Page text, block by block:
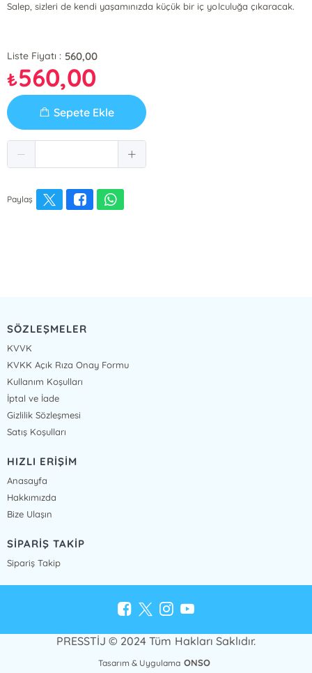
Salep, sizleri de kendi yaşamınızda küçük bir iç yolculuğa çıkaracak.
Liste Fiyatı : 560,00
₺560,00
Sepete Ekle
Paylaş
SÖZLEŞMELER
KVVK
KVKK Açık Rıza Onay Formu
Kullanım Koşulları
İptal ve İade
Gizlilik Sözleşmesi
Satış Koşulları
HIZLI ERİŞİM
Anasayfa
Hakkımızda
Bize Ulaşın
SİPARİŞ TAKİP
Sipariş Takip
PRESSTİJ © 2024 Tüm Hakları Saklıdır.
Tasarım & Uygulama ONSO